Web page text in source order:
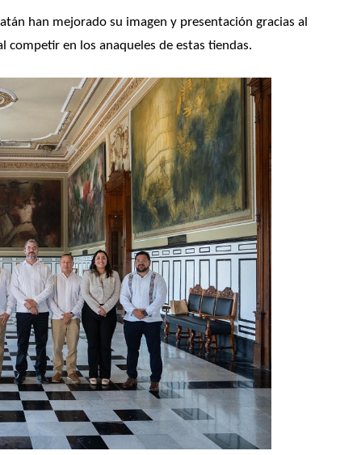
han mejorado su imagen y presentación gracias al
en los anaqueles de estas tiendas.